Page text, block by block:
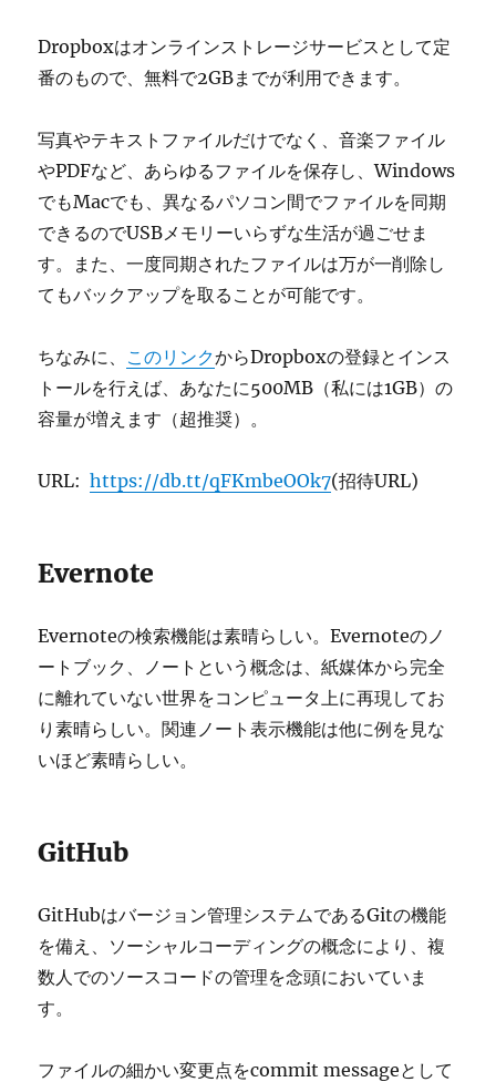
Dropboxはオンラインストレージサービスとして定
番のもので、無料で2GBまでが利用できます。
写真やテキストファイルだけでなく、音楽ファイル
やPDFなど、あらゆるファイルを保存し、Windows
でもMacでも、異なるパソコン間でファイルを同期
できるのでUSBメモリーいらずな生活が過ごせま
す。また、一度同期されたファイルは万が一削除し
てもバックアップを取ることが可能です。
ちなみに、 このリンクからDropboxの登録とインス
トールを行えば、あなたに500MB（私には1GB）の
容量が増えます（超推奨）。
URL:https://db.tt/qFKmbeOOk7(招待URL)
Evernote
Evernoteの検索機能は素晴らしい。Evernoteのノ
ートブック、ノートという概念は、紙媒体から完全
に離れていない世界をコンピュータ上に再現してお
り素晴らしい。関連ノート表示機能は他に例を見な
いほど素晴らしい。
GitHub
GitHubはバージョン管理システムであるGitの機能
を備え、ソーシャルコーディングの概念により、複
数人でのソースコードの管理を念頭においていま
す。
ファイルの細かい変更点をcommit messageとして